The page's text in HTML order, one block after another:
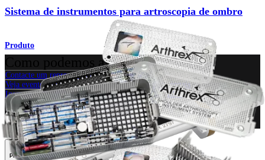
Sistema de instrumentos para artroscopia de ombro
Produto
Como podemos ajudar?
Contacte um representante
Veja eventos, laboratórios e oportunidades educacionais
Inscreva-se para receber: O que há de novo na Arthrex?
Conecte-se conosco
Procedimento